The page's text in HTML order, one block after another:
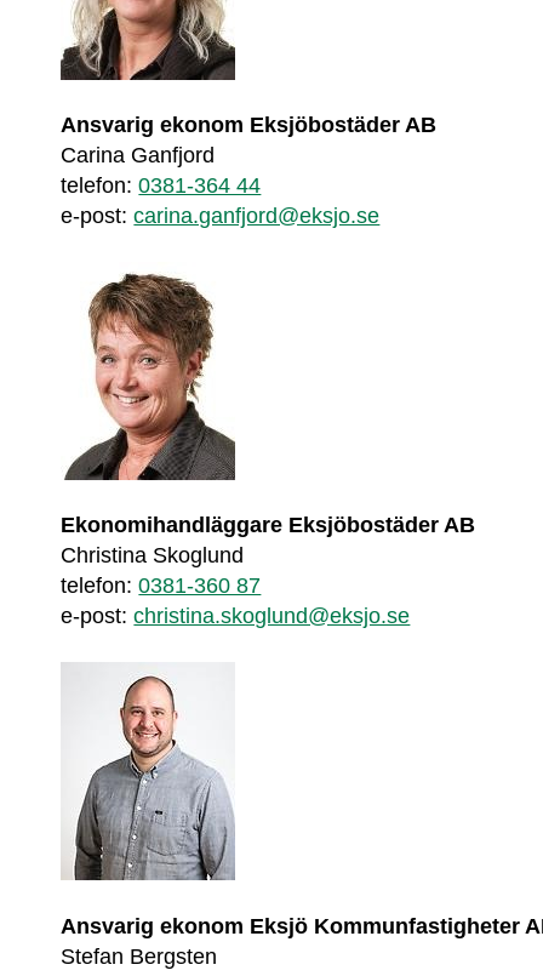
Ansvarig ekonom Eksjöbostäder AB
Carina Ganfjord
telefon: 0381-364 44
e-post: carina.ganfjord@eksjo.se
Ekonomihandläggare Eksjöbostäder AB
Christina Skoglund
telefon: 0381-360 87
e-post: christina.skoglund@eksjo.se
Ansvarig ekonom Eksjö Kommunfastigheter
Stefan Bergsten